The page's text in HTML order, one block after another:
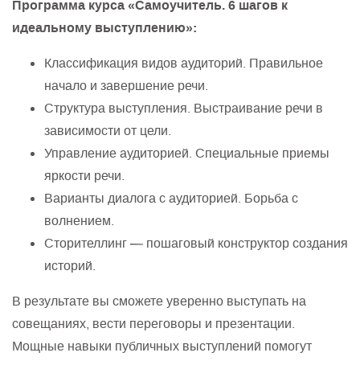
Программа курса «Самоучитель. 6 шагов к
идеальному выступлению»:
Классификация видов аудиторий. Правильное
начало и завершение речи.
Структура выступления. Выстраивание речи в
зависимости от цели.
Управление аудиторией. Специальные приемы
яркости речи.
Варианты диалога с аудиторией. Борьба с
волнением.
Сторителлинг — пошаговый конструктор создания
историй.
В результате вы сможете уверенно выступать на
совещаниях, вести переговоры и презентации.
Мощные навыки публичных выступлений помогут